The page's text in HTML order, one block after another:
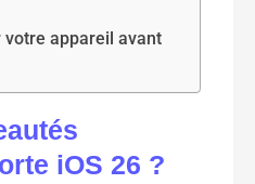
appareil avant
iOS 26 ?